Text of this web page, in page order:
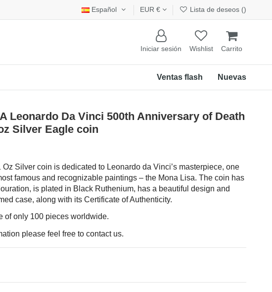
Español EUR € Lista de deseos ()
Iniciar sesión Wishlist Carrito
Nuevas
Ventas flash
Leonardo Da Vinci 500th Anniversary of Death
Silver Eagle coin
Silver coin is dedicated to Leonardo da Vinci’s masterpiece, one
famous and recognizable paintings – the Mona Lisa. The coin has
is plated in Black Ruthenium, has a beautiful design and
case, along with its Certificate of Authenticity.
of only 100 pieces worldwide.
please feel free to contact us.